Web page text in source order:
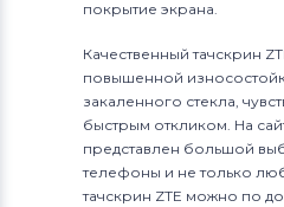
покрытие экрана.
Качественный тачскрин
повышенной
закаленного стекла,
быстрым откликом. На
представлен большой
телефоны и не только
тачскрин ZTE можно по